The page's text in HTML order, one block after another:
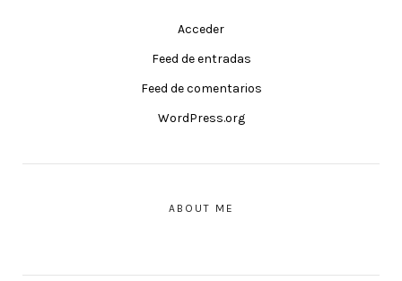
Acceder
Feed de entradas
Feed de comentarios
WordPress.org
ABOUT ME